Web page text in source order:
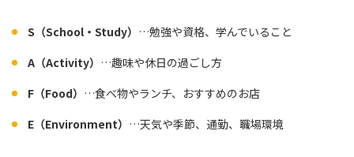
S（School・Study） …勉強や資格、学んでいること
A（Activity） …趣味や休日の過ごし方
F（Food） …食べ物やランチ、おすすめのお店
E（Environment） …天気や季節、通勤、職場環境